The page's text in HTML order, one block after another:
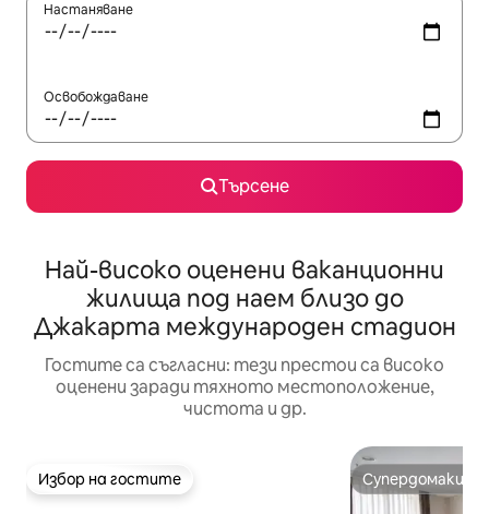
Настаняване
Освобождаване
Търсене
Най-високо оценени ваканционни
жилища под наем близо до
Джакарта международен стадион
Гостите са съгласни: тези престои са високо
оценени заради тяхното местоположение,
чистота и др.
Избор на гостите
Избор на гостите Супердомакин
Супердомакин